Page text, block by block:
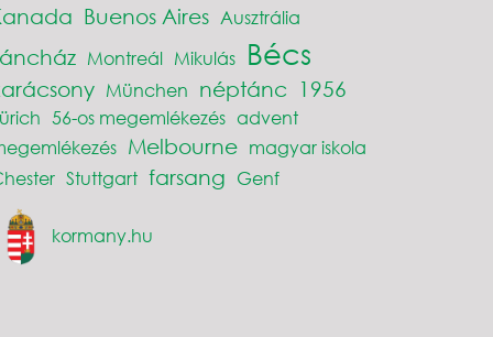
Buenos Aires Ausztrália
Montreál Mikulás Bécs
München néptánc 1956
56-os megemlékezés advent
Melbourne magyar iskola
Stuttgart farsang Genf
kormany.hu